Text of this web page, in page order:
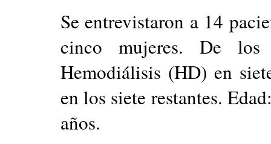
Se entrevistaron a 14
cinco mujeres. De los
Hemodiálisis (HD) en
en los siete restantes.
años.